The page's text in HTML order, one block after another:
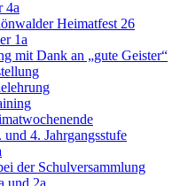
4a
Heimatfest 26
1a
mit Dank an „gute Geister“
4. Jahrgangsstufe
der Schulversammlung
und 2a